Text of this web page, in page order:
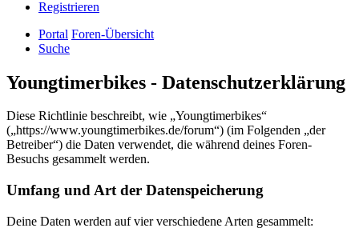
Registrieren
Portal Foren-Übersicht
Suche
Youngtimerbikes - Datenschutzerklärung
Diese Richtlinie beschreibt, wie „Youngtimerbikes“
(„https://www.youngtimerbikes.de/forum“) (im Folgenden „der
Betreiber“) die Daten verwendet, die während deines Foren-
Besuchs gesammelt werden.
Umfang und Art der Datenspeicherung
Deine Daten werden auf vier verschiedene Arten gesammelt: